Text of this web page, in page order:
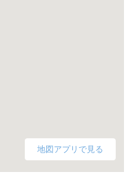
地図アプリで見る